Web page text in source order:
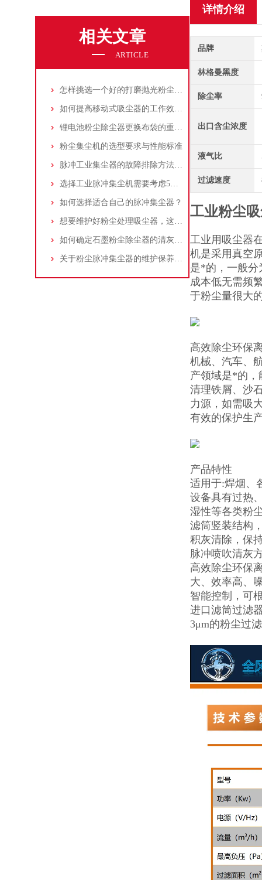
相关文章
ARTICLE
怎样挑选一个好的打磨抛光粉尘吸尘器
如何提高移动式吸尘器的工作效率？
锂电池粉尘除尘器更换布袋的重要性与方法
粉尘集尘机的选型要求与性能标准
脉冲工业集尘器的故障排除方法和注意事项
选择工业脉冲集尘机需要考虑5大因素,你都了解吗?
如何选择适合自己的脉冲集尘器？
想要维护好粉尘处理吸尘器，这几个措施真的很重要！
如何确定石墨粉尘除尘器的清灰速度？
关于粉尘脉冲集尘器的维护保养问题
详情介绍
品牌
林格曼黑度
除尘率
出口含尘浓度
液气比
过滤速度
工业粉尘
工业用吸尘器
机是采用真空
是*的，一般分
成本低无需频
于粉尘量很大
高效除尘环保
机械、汽车、
产领域是*的，
清理铁屑、沙
力源，如需吸
有效的保护生
产品特性
适用于:焊烟、
设备具有过热
湿性等各类粉
滤筒竖装结构
积灰清除，保
脉冲喷吹清灰
高效除尘环保
大、效率高、
智能控制，可
进口滤筒过滤
3μm的粉尘过